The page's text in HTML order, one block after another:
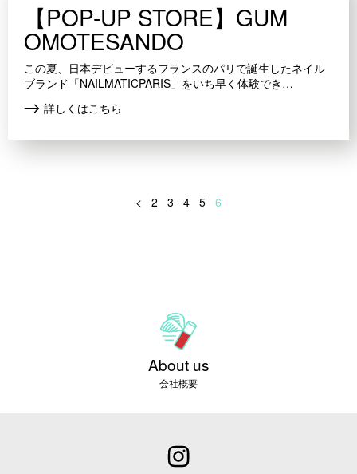
【POP-UP STORE】GUM
OMOTESANDO
この夏、日本デビューするフランスのパリで誕生したネイル
ブランド「NAILMATICPARIS」をいち早く体験でき…
詳しくはこちら
< 2 3 4 5 6
About us
会社概要